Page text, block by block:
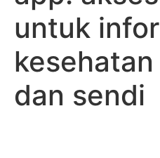
untuk
dan sendi